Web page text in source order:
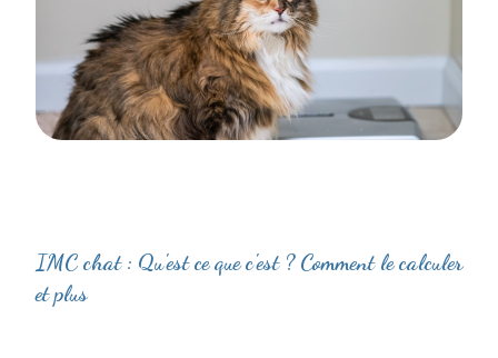
IMC chat : Qu'est ce que c'est ? Comment le calculer
et plus